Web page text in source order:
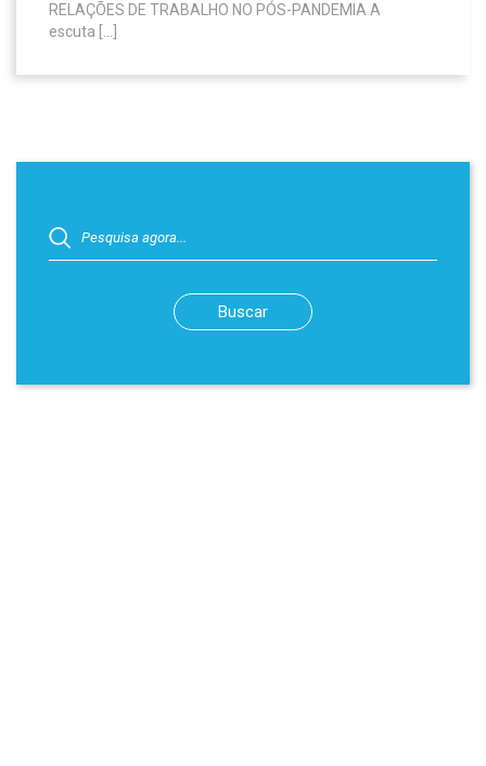
RELAÇÕES DE TRABALHO NO PÓS-PANDEMIA A
escuta […]